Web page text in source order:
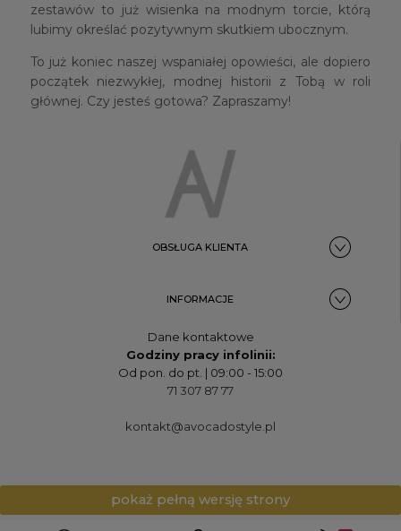
zestawów to już wisienka na modnym torcie, którą
lubimy określać pozytywnym skutkiem ubocznym.
To już koniec naszej wspaniałej opowieści, ale dopiero
początek niezwykłej, modnej historii z Tobą w roli
głównej. Czy jesteś gotowa? Zapraszamy!
OBSŁUGA KLIENTA
INFORMACJE
Dane kontaktowe
Godziny pracy infolinii:
Od pon. do pt. | 09:00 - 15:00
71 307 87 77
kontakt@avocadostyle.pl
pokaż pełną wersję strony
AvocadoStyle.pl © 2015-2021 | Wszelkie prawa zastrzeżone.